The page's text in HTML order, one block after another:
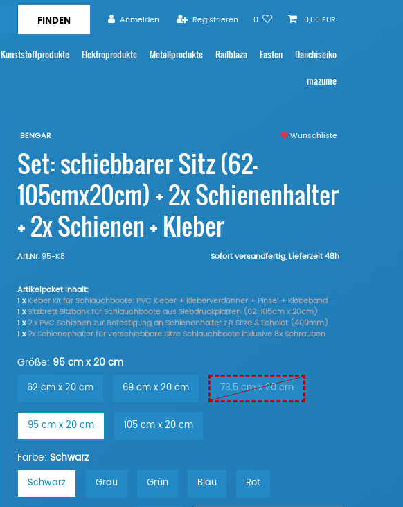
Anmelden Registrieren 0 0,00 EUR
Kunststoffprodukte Elektroprodukte Metallprodukte Railblaza Fasten
Daiichiseiko
mazume
BENGAR Wunschliste
Set: schiebbarer Sitz (62-
105cmx20cm) + 2x Schienenhalter
+ 2x Schienen + Kleber
Art.Nr.95-K8 Sofort versandfertig, Lieferzeit 48h
Artikelpaket Inhalt:
1 xKleber Kit für Schlauchboote: PVC Kleber + Kleberverdünner + Pinsel + Klebeband
1 xSitzbrett Sitzbank für Schlauchboote aus Siebdruckplatten (62-105cm x 20cm)
1 x2 x PVC Schienen zur Befestigung an Schienenhalter z.B Sitze & Echolot (400mm)
1 x2x Schienenhalter für verschiebbare Sitze Schlauchboote inklusive 8x Schrauben
Größe: 95 cm x 20 cm
62 cm x 20 cm 69 cm x 20 cm 73.5 cm x 20 cm
95 cm x 20 cm 105 cm x 20 cm
Farbe: Schwarz
Schwarz Grau Grün Blau Rot